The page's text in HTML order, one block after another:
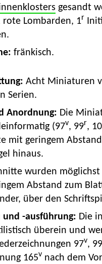
gesandt
rote Lombarden, 1r
fränkisch.
Acht Miniaturen
Serien.
Anordnung: Die
(97v, 99r,
mit geringem
hinaus.
wurden
Abstand zum
über den
und -ausführung: Die
überein und
97v, 99
165v nach dem